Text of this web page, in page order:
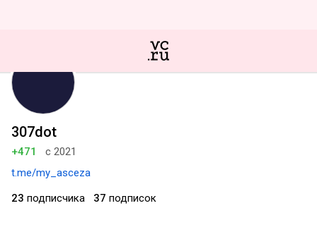
307dot
+471
с 2021
t.me/my_asceza
23 подписчика 37 подписок